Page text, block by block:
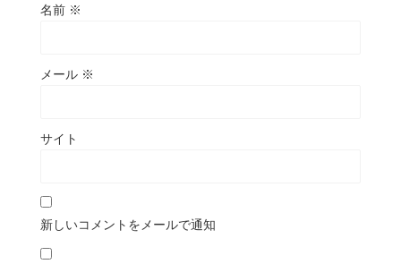
名前 ※
メール ※
サイト
新しいコメントをメールで通知